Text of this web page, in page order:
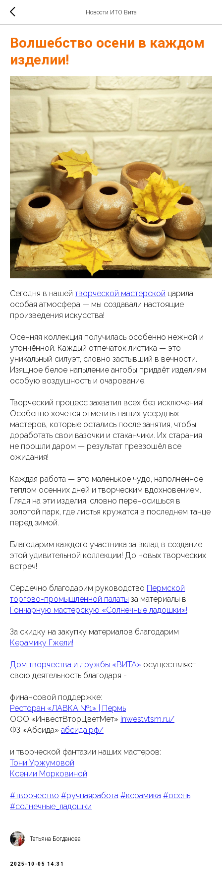
Новости ИТО Вита
Волшебство осени в каждом
изделии!
Сегодня в нашей творческой мастерской царила
особая атмосфера — мы создавали настоящие
произведения искусства!
Осенняя коллекция получилась особенно нежной и
утончённой. Каждый отпечаток листика — это
уникальный силуэт, словно застывший в вечности.
Изящное белое напыление ангобы придаёт изделиям
особую воздушность и очарование.
Творческий процесс захватил всех без исключения!
Особенно хочется отметить наших усердных
мастеров, которые остались после занятия, чтобы
доработать свои вазочки и стаканчики. Их старания
не прошли даром — результат превзошёл все
ожидания!
Каждая работа — это маленькое чудо, наполненное
теплом осенних дней и творческим вдохновением.
Глядя на эти изделия, словно переносишься в
золотой парк, где листья кружатся в последнем танце
перед зимой.
Благодарим каждого участника за вклад в создание
этой удивительной коллекции! До новых творческих
встреч!
Сердечно благодарим руководство Пермской
торгово-промышленной палаты за материалы в
Гончарную мастерскую «Солнечные ладошки»!
За скидку на закупку материалов благодарим
Керамику Гжели!
Дом творчества и дружбы «ВИТА» осуществляет
свою деятельность благодаря -
финансовой поддержке:
Ресторан «ЛАВКА №1» | Пермь
ООО «ИнвестВторЦветМет» inwestvtsm.ru/
ФЗ «Абсида» абсида.рф/
и творческой фантазии наших мастеров:
Тони Уржумовой
Ксении Морковиной
#творчество #ручнаяработа #керамика #осень
#солнечные_ладошки
Татьяна Богданова
2025-10-05 14:31